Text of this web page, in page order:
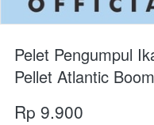
Pelet Pengumpul
Pellet Atlantic
Rp 9.900